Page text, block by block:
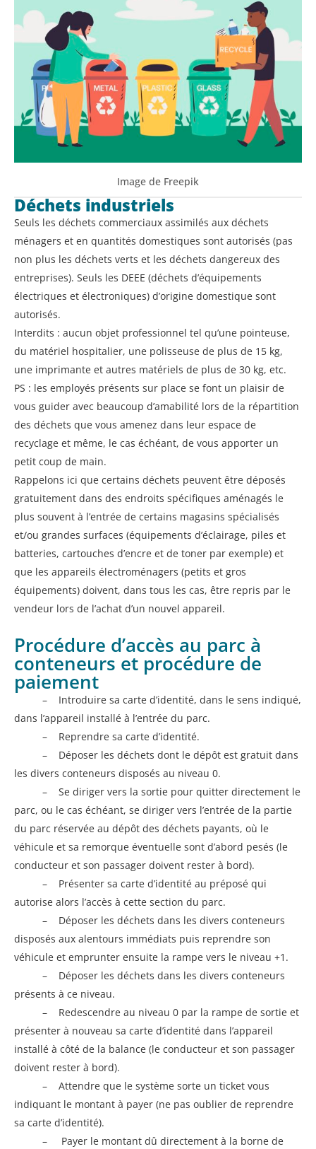
Image de Freepik
Déchets industriels
Seuls les déchets commerciaux assimilés aux déchets
ménagers et en quantités domestiques sont autorisés (pas
non plus les déchets verts et les déchets dangereux des
entreprises). Seuls les DEEE (déchets d’équipements
électriques et électroniques) d’origine domestique sont
autorisés.
Interdits : aucun objet professionnel tel qu’une pointeuse,
du matériel hospitalier, une polisseuse de plus de 15 kg,
une imprimante et autres matériels de plus de 30 kg, etc.
PS : les employés présents sur place se font un plaisir de
vous guider avec beaucoup d’amabilité lors de la répartition
des déchets que vous amenez dans leur espace de
recyclage et même, le cas échéant, de vous apporter un
petit coup de main.
Rappelons ici que certains déchets peuvent être déposés
gratuitement dans des endroits spécifiques aménagés le
plus souvent à l’entrée de certains magasins spécialisés
et/ou grandes surfaces (équipements d’éclairage, piles et
batteries, cartouches d’encre et de toner par exemple) et
que les appareils électroménagers (petits et gros
équipements) doivent, dans tous les cas, être repris par le
vendeur lors de l’achat d’un nouvel appareil.
Procédure d’accès au parc à
conteneurs et procédure de
paiement
– Introduire sa carte d’identité, dans le sens indiqué,
dans l’appareil installé à l’entrée du parc.
– Reprendre sa carte d’identité.
– Déposer les déchets dont le dépôt est gratuit dans
les divers conteneurs disposés au niveau 0.
– Se diriger vers la sortie pour quitter directement le
parc, ou le cas échéant, se diriger vers l’entrée de la partie
du parc réservée au dépôt des déchets payants, où le
véhicule et sa remorque éventuelle sont d’abord pesés (le
conducteur et son passager doivent rester à bord).
– Présenter sa carte d’identité au préposé qui
autorise alors l’accès à cette section du parc.
– Déposer les déchets dans les divers conteneurs
disposés aux alentours immédiats puis reprendre son
véhicule et emprunter ensuite la rampe vers le niveau +1.
– Déposer les déchets dans les divers conteneurs
présents à ce niveau.
– Redescendre au niveau 0 par la rampe de sortie et
présenter à nouveau sa carte d’identité dans l’appareil
installé à côté de la balance (le conducteur et son passager
doivent rester à bord).
– Attendre que le système sorte un ticket vous
indiquant le montant à payer (ne pas oublier de reprendre
sa carte d’identité).
– Payer le montant dû directement à la borne de